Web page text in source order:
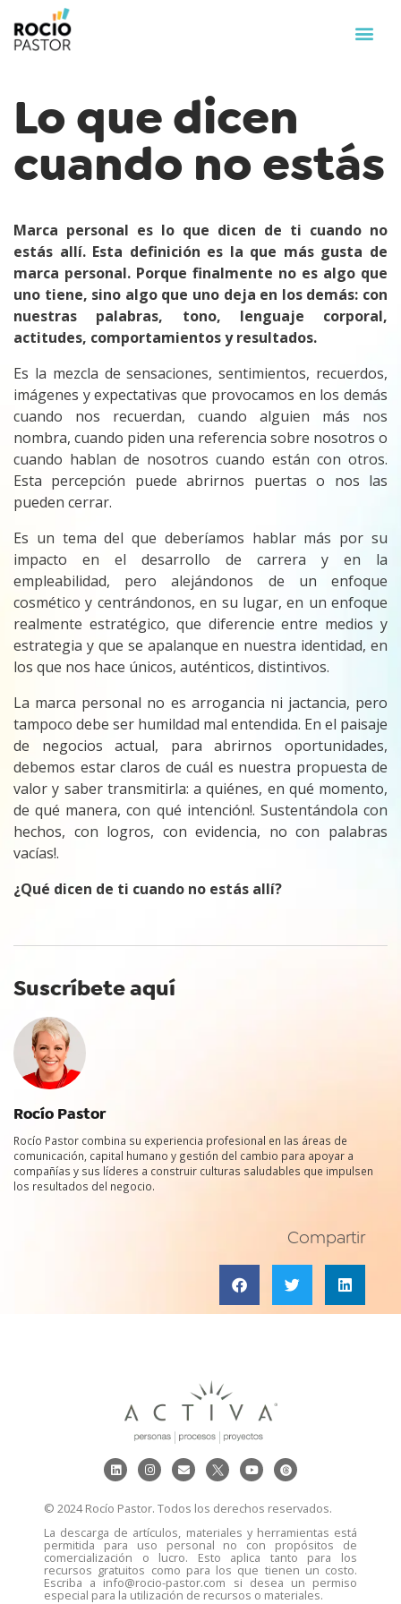
Lo que dicen
cuando no estás
Marca personal es lo que dicen de ti cuando no
estás allí. Esta definición es la que más gusta de
marca personal. Porque finalmente no es algo que
uno tiene, sino algo que uno deja en los demás: con
nuestras palabras, tono, lenguaje corporal,
actitudes, comportamientos y resultados.
Es la mezcla de sensaciones, sentimientos, recuerdos,
imágenes y expectativas que provocamos en los demás
cuando nos recuerdan, cuando alguien más nos
nombra, cuando piden una referencia sobre nosotros o
cuando hablan de nosotros cuando están con otros.
Esta percepción puede abrirnos puertas o nos las
pueden cerrar.
Es un tema del que deberíamos hablar más por su
impacto en el desarrollo de carrera y en la
empleabilidad, pero alejándonos de un enfoque
cosmético y centrándonos, en su lugar, en un enfoque
realmente estratégico, que diferencie entre medios y
estrategia y que se apalanque en nuestra identidad, en
los que nos hace únicos, auténticos, distintivos.
La marca personal no es arrogancia ni jactancia, pero
tampoco debe ser humildad mal entendida. En el paisaje
de negocios actual, para abrirnos oportunidades,
debemos estar claros de cuál es nuestra propuesta de
valor y saber transmitirla: a quiénes, en qué momento,
de qué manera, con qué intención!. Sustentándola con
hechos, con logros, con evidencia, no con palabras
vacías!.
¿Qué dicen de ti cuando no estás allí?
Suscríbete aquí
Rocío Pastor
Rocío Pastor combina su experiencia profesional en las áreas de
comunicación, capital humano y gestión del cambio para apoyar a
compañías y sus líderes a construir culturas saludables que impulsen
los resultados del negocio.
Compartir
© 2024 Rocío Pastor. Todos los derechos reservados.
La descarga de artículos, materiales y herramientas está
permitida para uso personal no con propósitos de
comercialización o lucro. Esto aplica tanto para los
recursos gratuitos como para los que tienen un costo.
Escriba a info@rocio-pastor.com si desea un permiso
especial para la utilización de recursos o materiales.